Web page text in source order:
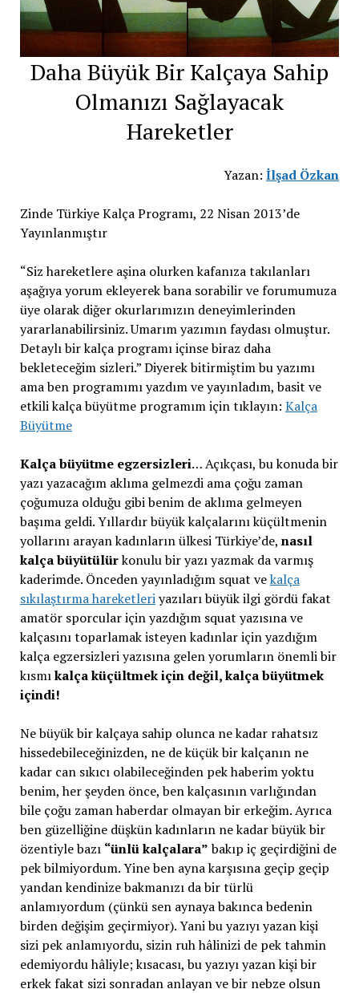
Daha Büyük Bir Kalçaya Sahip
Olmanızı Sağlayacak
Hareketler
Yazan:İlşad Özkan
Zinde Türkiye Kalça Programı, 22 Nisan 2013’de
Yayınlanmıştır
“Siz hareketlere aşina olurken kafanıza takılanları
aşağıya yorum ekleyerek bana sorabilir ve forumumuza
üye olarak diğer okurlarımızın deneyimlerinden
yararlanabilirsiniz. Umarım yazımın faydası olmuştur.
Detaylı bir kalça programı içinse biraz daha
bekleteceğim sizleri.” Diyerek bitirmiştim bu yazımı
ama ben programımı yazdım ve yayınladım, basit ve
etkili kalça büyütme programım için tıklayın: Kalça
Büyütme
Kalça büyütme egzersizleri… Açıkçası, bu konuda bir
yazı yazacağım aklıma gelmezdi ama çoğu zaman
çoğumuza olduğu gibi benim de aklıma gelmeyen
başıma geldi. Yıllardır büyük kalçalarını küçültmenin
yollarını arayan kadınların ülkesi Türkiye’de, nasıl
kalça büyütülürkonulu bir yazı yazmak da varmış
kaderimde. Önceden yayınladığım squat vekalça
sıkılaştırma hareketleriyazıları büyük ilgi gördü fakat
amatör sporcular için yazdığım squat yazısına ve
kalçasını toparlamak isteyen kadınlar için yazdığım
kalça egzersizleri yazısına gelen yorumların önemli bir
kısmıkalça küçültmek için değil, kalça büyütmek
içindi!
Ne büyük bir kalçaya sahip olunca ne kadar rahatsız
hissedebileceğinizden, ne de küçük bir kalçanın ne
kadar can sıkıcı olabileceğinden pek haberim yoktu
benim, her şeyden önce, ben kalçasının varlığından
bile çoğu zaman haberdar olmayan bir erkeğim. Ayrıca
ben güzelliğine düşkün kadınların ne kadar büyük bir
özentiyle bazı “ünlü kalçalara”bakıp iç geçirdiğini de
pek bilmiyordum. Yine ben ayna karşısına geçip geçip
yandan kendinize bakmanızı da bir türlü
anlamıyordum (çünkü sen aynaya bakınca bedenin
birden değişim geçirmiyor). Yani bu yazıyı yazan kişi
sizi pek anlamıyordu, sizin ruh hâlinizi de pek tahmin
edemiyordu hâliyle; kısacası, bu yazıyı yazan kişi bir
erkek fakat sizi sonradan anlayan ve bir nebze olsun